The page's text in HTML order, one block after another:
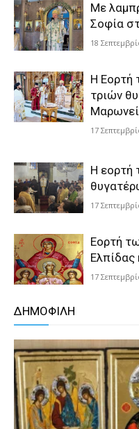
Με
Σοφία
18
Η Εορτή
τριών
17
Η εορτή
17
Εορτή
Ελπίδας
17
ΔΗΜΟΦΙΛΗ